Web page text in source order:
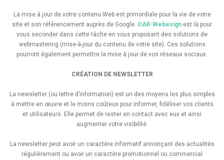
La mise à jour de votre contenu Web est primordiale pour la vie de votre
site et son référencement auprès de Google. OAK-Webesign est là pour
vous seconder dans cette tâche en vous proposant des solutions de
webmastering (mise-à-jour du contenu de votre site). Ces solutions
pourront également permettre la mise à jour de vos réseaux sociaux.
CRÉATION DE NEWSLETTER
La newsletter (ou lettre d’information) est un des moyens les plus simples
à mettre en œuvre et le moins coûteux pour informer, fidéliser vos clients
et utilisateurs. Elle permet de rester en contact avec eux et ainsi
augmenter votre visibilité.
La newsletter peut avoir un caractère informatif annonçant des actualités
régulièrement ou avoir un caractère promotionnel ou commercial